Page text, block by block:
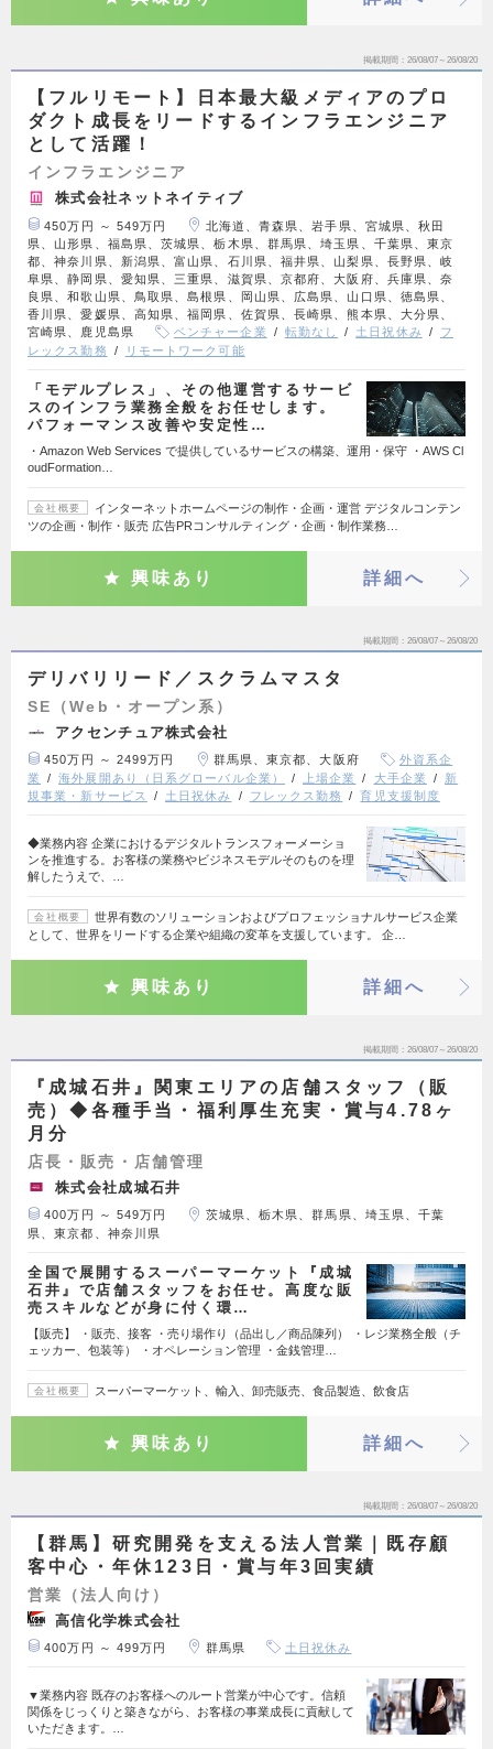
掲載期間 26/08/07～26/08/20
【フルリモート】日本最大級メディアのプロ
ダクト成長をリードするインフラエンジニア
として活躍！
インフラエンジニア
株式会社ネットネイティブ
450万円 ～ 549万円
北海道、青森県、岩手県、宮城県、秋田
県、山形県、福島県、茨城県、栃木県、群馬県、埼玉県、千葉県、東京
都、神奈川県、新潟県、富山県、石川県、福井県、山梨県、長野県、岐
阜県、静岡県、愛知県、三重県、滋賀県、京都府、大阪府、兵庫県、奈
良県、和歌山県、鳥取県、島根県、岡山県、広島県、山口県、徳島県、
香川県、愛媛県、高知県、福岡県、佐賀県、長崎県、熊本県、大分県、
宮崎県、鹿児島県
ベンチャー企業 転勤なし 土日祝休み
フ
レックス勤務
リモートワーク可能
「モデルプレス」、その他運営するサービ
スのインフラ業務全般をお任せします。
パフォーマンス改善や安定性…
・Amazon Web Services で提供しているサービスの構築、運用・保守 ・AWS Cl
oudFormation…
会社概要
インターネットホームページの制作・企画・運営 デジタルコンテン
ツの企画・制作・販売 広告PRコンサルティング・企画・制作業務…
興味あり 詳細へ
掲載期間 26/08/07～26/08/20
デリバリリード／スクラムマスタ
SE（Web・オープン系）
アクセンチュア株式会社
450万円 ～ 2499万円 群馬県、東京都、大阪府
外資系企
業
海外展開あり（日系グローバル企業） 上場企業 大手企業
新
規事業・新サービス
土日祝休み フレックス勤務 育児支援制度
◆業務内容 企業におけるデジタルトランスフォーメーショ
ンを推進する。お客様の業務やビジネスモデルそのものを理
解したうえで、…
会社概要
世界有数のソリューションおよびプロフェッショナルサービス企業
として、世界をリードする企業や組織の変革を支援しています。 企…
興味あり 詳細へ
掲載期間 26/08/07～26/08/20
『成城石井』関東エリアの店舗スタッフ（販
売）◆各種手当・福利厚生充実・賞与4.78ヶ
月分
店長・販売・店舗管理
株式会社成城石井
400万円 ～ 549万円
茨城県、栃木県、群馬県、埼玉県、千葉
県、東京都、神奈川県
全国で展開するスーパーマーケット『成城
石井』で店舗スタッフをお任せ。高度な販
売スキルなどが身に付く環…
【販売】 ・販売、接客 ・売り場作り（品出し／商品陳列） ・レジ業務全般（チ
ェッカー、包装等） ・オペレーション管理 ・金銭管理…
会社概要 スーパーマーケット、輸入、卸売販売、食品製造、飲食店
興味あり 詳細へ
掲載期間 26/08/07～26/08/20
【群馬】研究開発を支える法人営業｜既存顧
客中心・年休123日・賞与年3回実績
営業（法人向け）
高信化学株式会社
400万円 ～ 499万円 群馬県 土日祝休み
▼業務内容 既存のお客様へのルート営業が中心です。信頼
関係をじっくりと築きながら、お客様の事業成長に貢献して
いただきます。…